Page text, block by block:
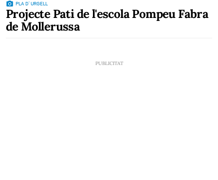
photo_camera PLA D' URGELL
Projecte Pati de l'escola Pompeu Fabra
de Mollerussa